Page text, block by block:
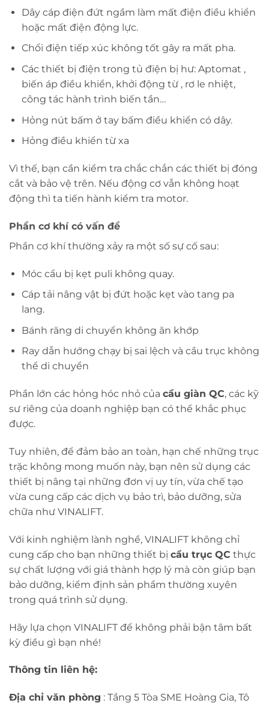
Dây cáp điện đứt ngầm làm mất điện điều khiển
hoặc mất điện động lực.
Chổi điện tiếp xúc không tốt gây ra mất pha.
Các thiết bị điện trong tủ điện bị hư: Aptomat ,
biến áp điều khiển, khởi động từ , rơ le nhiệt,
công tác hành trình biến tần…
Hỏng nút bấm ở tay bấm điều khiển có dây.
Hỏng điều khiển từ xa
Vì thế, bạn cần kiểm tra chắc chắn các thiết bị đóng
cắt và bảo vệ trên. Nếu động cơ vẫn không hoạt
động thì ta tiến hành kiểm tra motor.
Phần cơ khí có vấn đề
Phần cơ khí thường xảy ra một số sự cố sau:
Móc cẩu bị kẹt puli không quay.
Cáp tải nâng vật bị đứt hoặc kẹt vào tang pa
lang.
Bánh răng di chuyển không ăn khớp
Ray dẫn hướng chạy bị sai lệch và cầu trục không
thể di chuyển
Phần lớn các hỏng hóc nhỏ của cẩu giàn QC, các kỹ
sư riêng của doanh nghiệp bạn có thể khắc phục
được.
Tuy nhiên, để đảm bảo an toàn, hạn chế những trục
trặc không mong muốn này, bạn nên sử dụng các
thiết bị nâng tại những đơn vị uy tín, vừa chế tạo
vừa cung cấp các dịch vụ bảo trì, bảo dưỡng, sửa
chữa như VINALIFT.
Với kinh nghiệm lành nghề, VINALIFT không chỉ
cung cấp cho bạn những thiết bị cẩu trục QC thực
sự chất lượng với giá thành hợp lý mà còn giúp bạn
bảo dưỡng, kiểm định sản phẩm thường xuyên
trong quá trình sử dụng.
Hãy lựa chọn VINALIFT để không phải bận tâm bất
kỳ điều gì bạn nhé!
Thông tin liên hệ:
Địa chỉ văn phòng : Tầng 5 Tòa SME Hoàng Gia, Tô